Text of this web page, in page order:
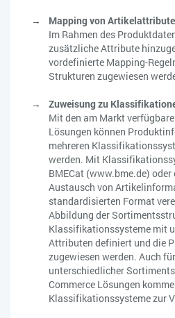
Mapping von
Im Rahmen des
zusätzliche Attribute
vordefinierte Mapping-
Strukturen zugewiesen
Zuweisung zu
Mit den am Markt
Lösungen können
mehreren
werden. Mit
BMECat (www.bme.de) oder
Austausch von
standardisierten Format
Abbildung der
Klassifikationssysteme mit
Attributen definiert und die
zugewiesen werden. Auch
unterschiedlicher
Commerce Lösungen
Klassifikationssysteme zur